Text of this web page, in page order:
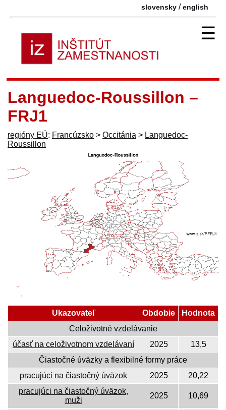
slovensky /english
☰
Languedoc-Roussillon –
FRJ1
regióny EÚ: Francúzsko > Occitánia > Languedoc-
Roussillon
Ukazovateľ Obdobie
Hodnota
Celoživotné vzdelávanie
účasť na celoživotnom vzdelávaní
2025
13,5
Čiastočné úväzky a flexibilné formy práce
pracujúci na čiastočný úväzok
2025
20,22
pracujúci na čiastočný úväzok,
muži
2025 10,69